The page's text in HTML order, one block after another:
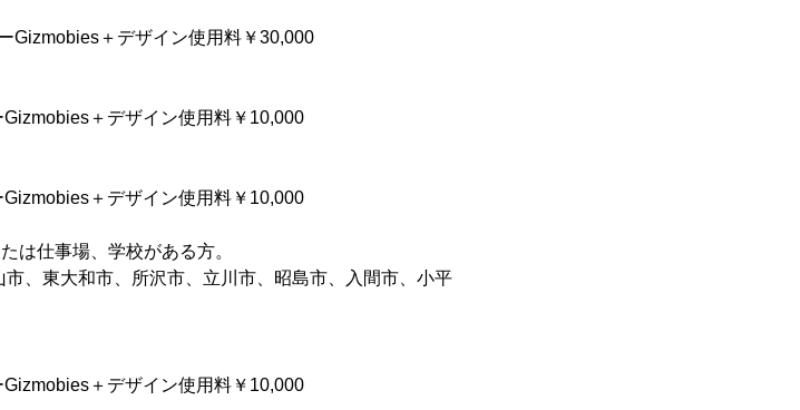
Gizmobies＋デザイン使用料￥30,000
＋デザイン使用料￥10,000
＋デザイン使用料￥10,000
は仕事場、学校がある方。
、東大和市、所沢市、立川市、昭島市、入間市、小平
＋デザイン使用料￥10,000